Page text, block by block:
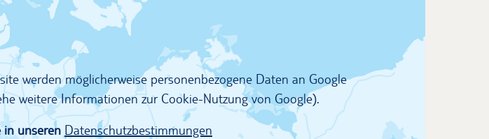
werden möglicherweise personenbezogene Daten an Google
weitere Informationen zur Cookie-Nutzung von Google).
in unseren Datenschutzbestimmungen